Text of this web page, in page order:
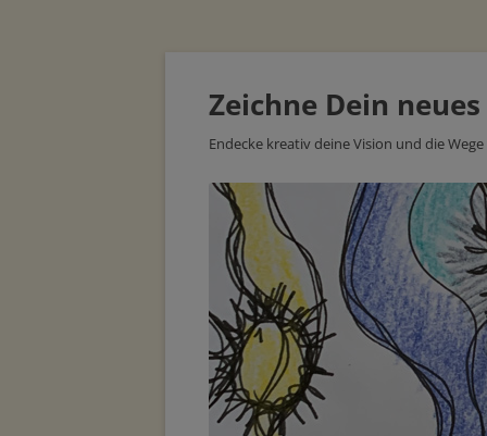
Zeichne Dein
Endecke kreativ deine Vision und die